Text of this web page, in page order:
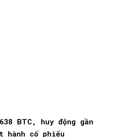
BTC, huy động gần
hành cổ phiếu